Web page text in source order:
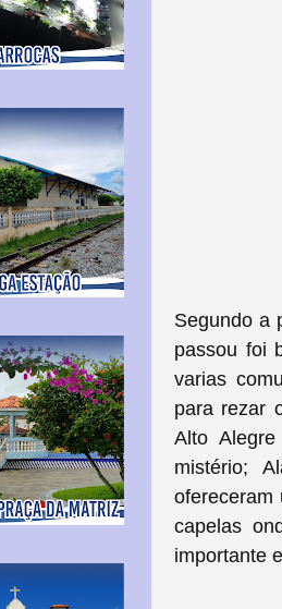
Segundo a
passou foi
varias
para rezar
Alto
mistério;
ofereceram
capelas
importante